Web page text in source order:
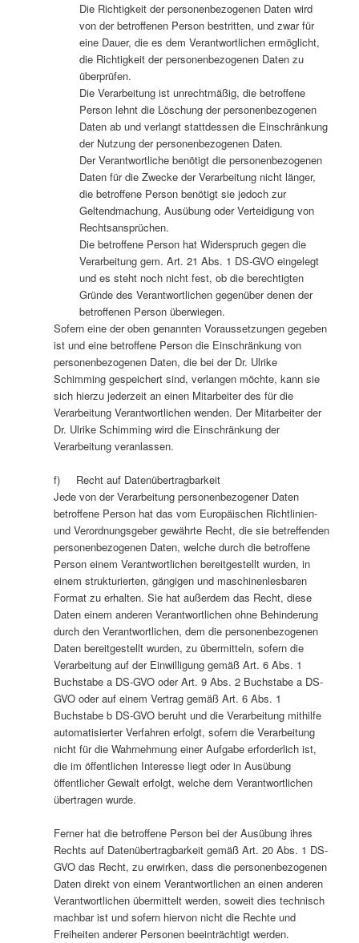
Die Richtigkeit der personenbezogenen Daten wird
von der betroffenen Person bestritten, und zwar für
eine Dauer, die es dem Verantwortlichen ermöglicht,
die Richtigkeit der personenbezogenen Daten zu
überprüfen.
Die Verarbeitung ist unrechtmäßig, die betroffene
Person lehnt die Löschung der personenbezogenen
Daten ab und verlangt stattdessen die Einschränkung
der Nutzung der personenbezogenen Daten.
Der Verantwortliche benötigt die personenbezogenen
Daten für die Zwecke der Verarbeitung nicht länger,
die betroffene Person benötigt sie jedoch zur
Geltendmachung, Ausübung oder Verteidigung von
Rechtsansprüchen.
Die betroffene Person hat Widerspruch gegen die
Verarbeitung gem. Art. 21 Abs. 1 DS-GVO eingelegt
und es steht noch nicht fest, ob die berechtigten
Gründe des Verantwortlichen gegenüber denen der
betroffenen Person überwiegen.
Sofern eine der oben genannten Voraussetzungen gegeben
ist und eine betroffene Person die Einschränkung von
personenbezogenen Daten, die bei der Dr. Ulrike
Schimming gespeichert sind, verlangen möchte, kann sie
sich hierzu jederzeit an einen Mitarbeiter des für die
Verarbeitung Verantwortlichen wenden. Der Mitarbeiter der
Dr. Ulrike Schimming wird die Einschränkung der
Verarbeitung veranlassen.
f) Recht auf Datenübertragbarkeit
Jede von der Verarbeitung personenbezogener Daten
betroffene Person hat das vom Europäischen Richtlinien-
und Verordnungsgeber gewährte Recht, die sie betreffenden
personenbezogenen Daten, welche durch die betroffene
Person einem Verantwortlichen bereitgestellt wurden, in
einem strukturierten, gängigen und maschinenlesbaren
Format zu erhalten. Sie hat außerdem das Recht, diese
Daten einem anderen Verantwortlichen ohne Behinderung
durch den Verantwortlichen, dem die personenbezogenen
Daten bereitgestellt wurden, zu übermitteln, sofern die
Verarbeitung auf der Einwilligung gemäß Art. 6 Abs. 1
Buchstabe a DS-GVO oder Art. 9 Abs. 2 Buchstabe a DS-
GVO oder auf einem Vertrag gemäß Art. 6 Abs. 1
Buchstabe b DS-GVO beruht und die Verarbeitung mithilfe
automatisierter Verfahren erfolgt, sofern die Verarbeitung
nicht für die Wahrnehmung einer Aufgabe erforderlich ist,
die im öffentlichen Interesse liegt oder in Ausübung
öffentlicher Gewalt erfolgt, welche dem Verantwortlichen
übertragen wurde.
Ferner hat die betroffene Person bei der Ausübung ihres
Rechts auf Datenübertragbarkeit gemäß Art. 20 Abs. 1 DS-
GVO das Recht, zu erwirken, dass die personenbezogenen
Daten direkt von einem Verantwortlichen an einen anderen
Verantwortlichen übermittelt werden, soweit dies technisch
machbar ist und sofern hiervon nicht die Rechte und
Freiheiten anderer Personen beeinträchtigt werden.